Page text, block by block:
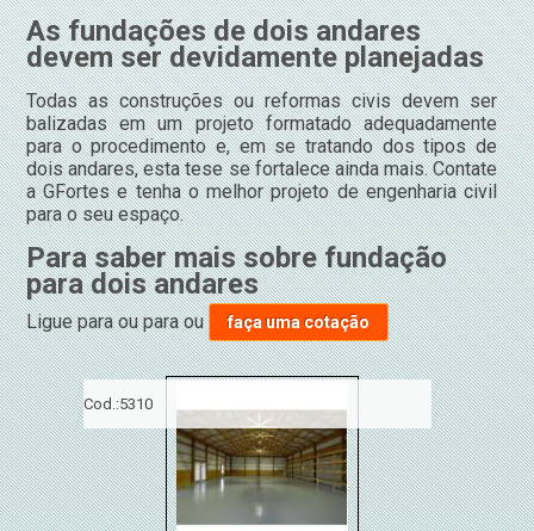
As fundações de dois andares
devem ser devidamente planejadas
Todas as construções ou reformas civis devem ser
balizadas em um projeto formatado adequadamente
para o procedimento e, em se tratando dos tipos de
dois andares, esta tese se fortalece ainda mais. Contate
a GFortes e tenha o melhor projeto de engenharia civil
para o seu espaço.
Para saber mais sobre fundação
para dois andares
Ligue paraou paraou faça uma cotação
Cod.:5310